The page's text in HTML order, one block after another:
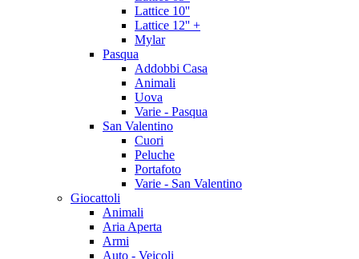
Lattice 10''
Lattice 12'' +
Mylar
Pasqua
Addobbi Casa
Animali
Uova
Varie - Pasqua
San Valentino
Cuori
Peluche
Portafoto
Varie - San Valentino
Giocattoli
Animali
Aria Aperta
Armi
Auto - Veicoli